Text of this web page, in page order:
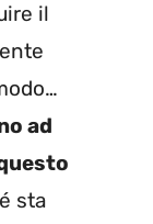
il
ad
sta